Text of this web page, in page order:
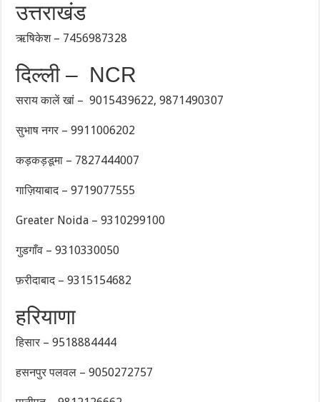
उत्तराखंड
ऋषिकेश – 7456987328
दिल्ली – NCR
सराय कालें खां – 9015439622, 9871490307
सुभाष नगर – 9911006202
कड़कड़डूमा – 7827444007
गाज़ियाबाद – 9719077555
Greater Noida – 9310299100
गुडगाँव – 9310330050
फ़रीदाबाद – 9315154682
हरियाणा
हिसार – 9518884444
हसनपुर पलवल – 9050272757